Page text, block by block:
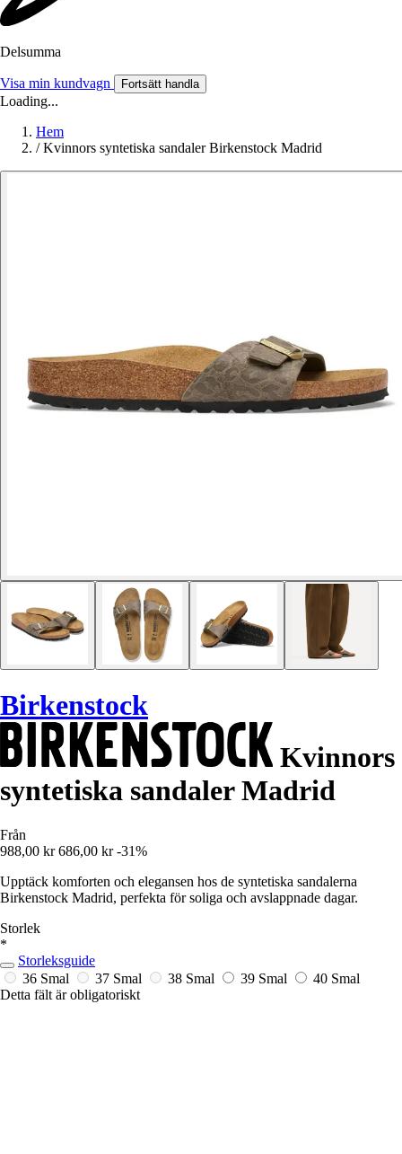
Delsumma
Visa min kundvagn Fortsätt handla
Loading...
Hem
/ Kvinnors syntetiska sandaler Birkenstock Madrid
Birkenstock
Kvinnors
syntetiska sandaler Madrid
Från
988,00 kr 686,00 kr -31%
Upptäck komforten och elegansen hos de syntetiska sandalerna
Birkenstock Madrid, perfekta för soliga och avslappnade dagar.
Storlek
*
Storleksguide
36 Smal
37 Smal 38 Smal 39 Smal
40 Smal
Detta fält är obligatoriskt